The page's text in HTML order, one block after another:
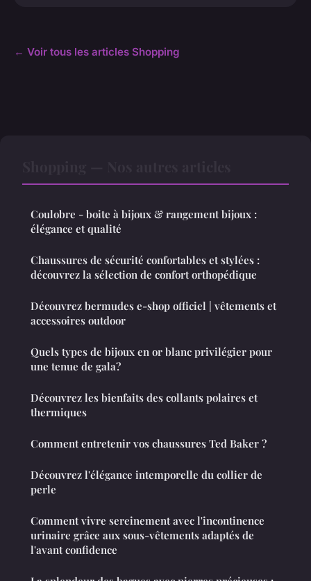
← Voir tous les articles Shopping
Coulobre - boite à bijoux & rangement bijoux :
élégance et qualité
Chaussures de sécurité confortables et stylées :
découvrez la sélection de confort orthopédique
Découvrez bermudes e-shop officiel | vêtements et
accessoires outdoor
Quels types de bijoux en or blanc privilégier pour
une tenue de gala?
Découvrez les bienfaits des collants polaires et
thermiques
Comment entretenir vos chaussures Ted Baker ?
Découvrez l'élégance intemporelle du collier de
perle
Comment vivre sereinement avec l'incontinence
urinaire grâce aux sous-vêtements adaptés de
l'avant confidence